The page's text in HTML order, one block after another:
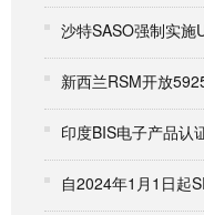
印度BIS电子产品认